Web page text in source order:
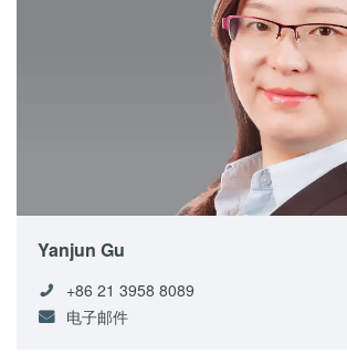
Yanjun Gu
+86 21 3958 8089
电子邮件